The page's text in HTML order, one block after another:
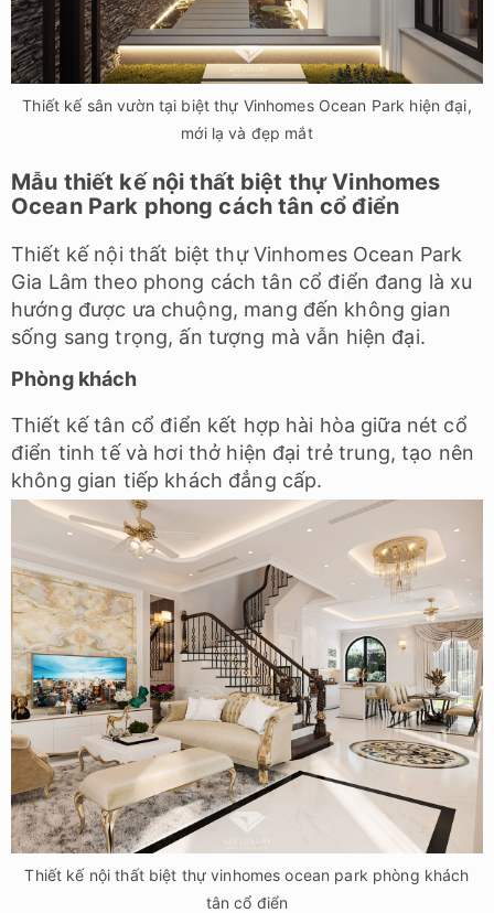
Thiết kế sân vườn tại biệt thự Vinhomes Ocean Park hiện đại,
mới lạ và đẹp mắt
Mẫu thiết kế nội thất biệt thự Vinhomes
Ocean Park phong cách tân cổ điển
Thiết kế nội thất biệt thự Vinhomes Ocean Park
Gia Lâm theo phong cách tân cổ điển đang là xu
hướng được ưa chuộng, mang đến không gian
sống sang trọng, ấn tượng mà vẫn hiện đại.
Phòng khách
Thiết kế tân cổ điển kết hợp hài hòa giữa nét cổ
điển tinh tế và hơi thở hiện đại trẻ trung, tạo nên
không gian tiếp khách đẳng cấp.
Thiết kế nội thất biệt thự vinhomes ocean park phòng khách
tân cổ điển